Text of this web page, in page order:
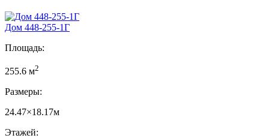
Дом 448-255-1Г
Площадь:
255.6 м2
Размеры:
24.47×18.17м
Этажей: